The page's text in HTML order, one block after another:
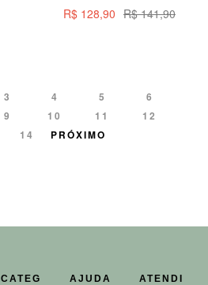
200ML
R$141,90
R$ 128,90
3 4 5
6
9 10 11
12
14 PRÓXIMO
CATEG AJUDA ATENDI